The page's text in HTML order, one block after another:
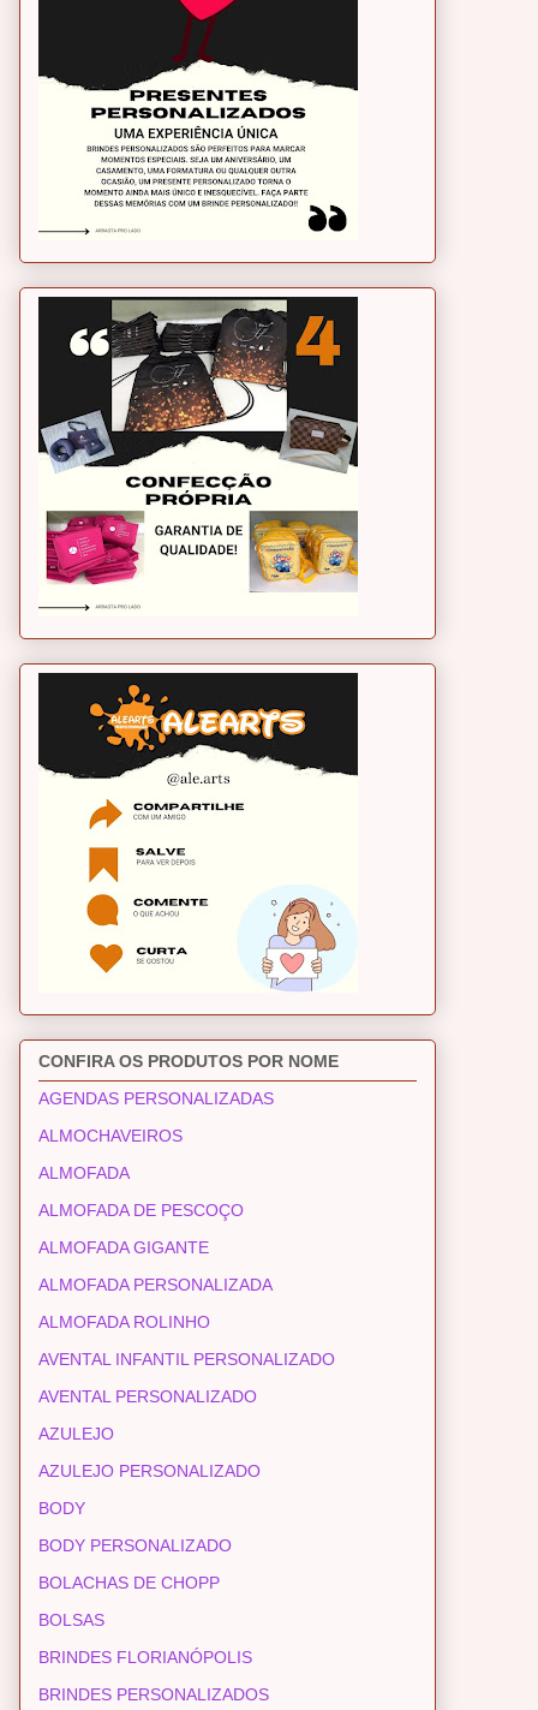
CONFIRA OS PRODUTOS POR NOME
AGENDAS PERSONALIZADAS
ALMOCHAVEIROS
ALMOFADA
ALMOFADA DE PESCOÇO
ALMOFADA GIGANTE
ALMOFADA PERSONALIZADA
ALMOFADA ROLINHO
AVENTAL INFANTIL PERSONALIZADO
AVENTAL PERSONALIZADO
AZULEJO
AZULEJO PERSONALIZADO
BODY
BODY PERSONALIZADO
BOLACHAS DE CHOPP
BOLSAS
BRINDES FLORIANÓPOLIS
BRINDES PERSONALIZADOS